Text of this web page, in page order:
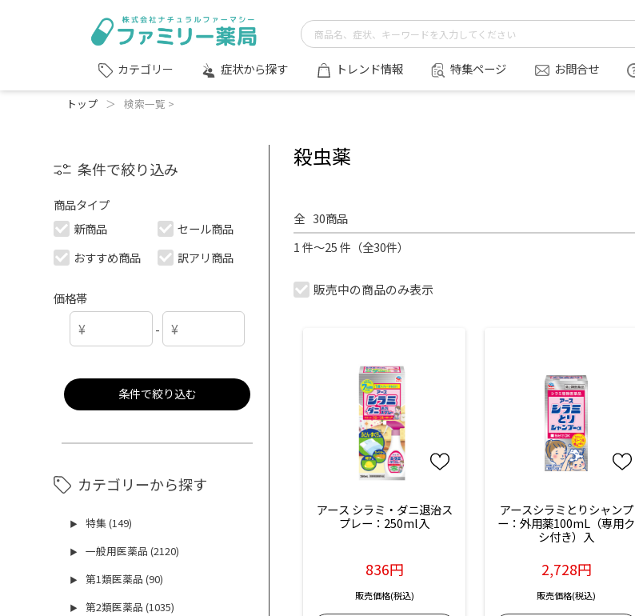
カテゴリー 症状から探す トレンド情報 特集ページ お問合せ
トップ ＞ 検索一覧 >
条件で絞り込み
商品タイプ
新商品
セール商品
おすすめ商品
訳アリ商品
価格帯
-
条件で絞り込む
カテゴリーから探す
▶ 特集 (149)
▶ 一般用医薬品 (2120)
▶ 第1類医薬品 (90)
▶ 第2類医薬品 (1035)
殺虫薬
全 30商品
1 件～25 件（全30件）
販売中の商品のみ表示
アース シラミ・ダニ退治ス
プレー：250ml入
836円
販売価格(税込)
アースシラミとりシャンプ
ー：外用薬100mL（専用ク
シ付き）入
2,728円
販売価格(税込)